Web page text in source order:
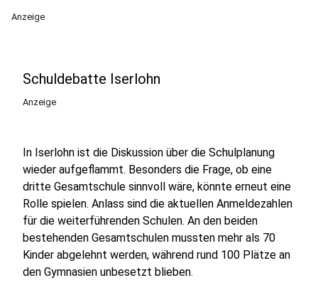
Anzeige
Schuldebatte Iserlohn
Anzeige
In Iserlohn ist die Diskussion über die Schulplanung
wieder aufgeflammt. Besonders die Frage, ob eine
dritte Gesamtschule sinnvoll wäre, könnte erneut eine
Rolle spielen. Anlass sind die aktuellen Anmeldezahlen
für die weiterführenden Schulen. An den beiden
bestehenden Gesamtschulen mussten mehr als 70
Kinder abgelehnt werden, während rund 100 Plätze an
den Gymnasien unbesetzt blieben.